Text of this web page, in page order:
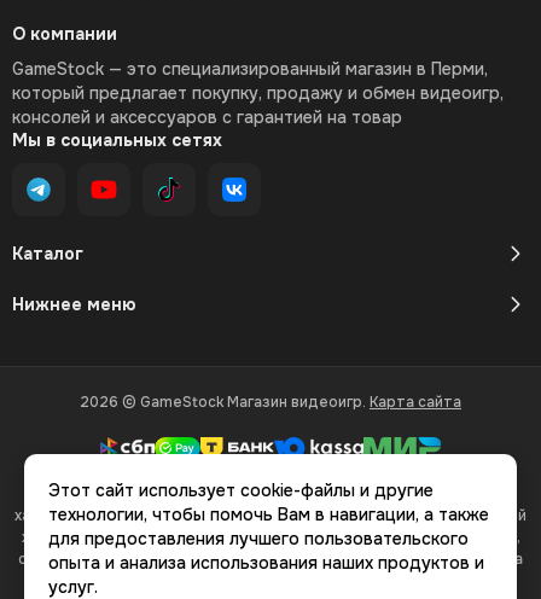
Каталог
Нижнее меню
О компании
GameStock — это специализированный магазин в Перми,
который предлагает покупку, продажу и обмен видеоигр,
консолей и аксессуаров с гарантией на товар
Мы в социальных сетях
2026 © GameStock Магазин видеоигр. Карта сайта
Вся представленная на сайте информация, касающаяся
характеристик, стоимости товаров и услуг, носит информационный
характер и ни при каких условиях не является публичной офертой,
определяемой положениями Статьи 437(2) Гражданского кодекса
Этот сайт использует cookie-файлы и другие
технологии, чтобы помочь Вам в навигации, а также
для предоставления лучшего пользовательского
опыта и анализа использования наших продуктов и
услуг.